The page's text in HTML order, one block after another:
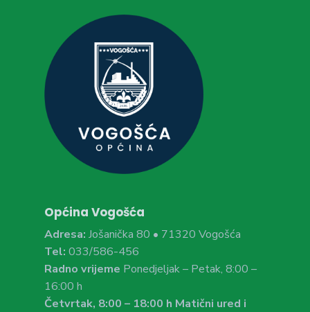
Općina Vogošća
Adresa: Jošanička 80 • 71320 Vogošća
Tel: 033/586-456
Radno vrijeme Ponedjeljak – Petak, 8:00 –
16:00 h
Četvrtak, 8:00 – 18:00 h Matični ured i